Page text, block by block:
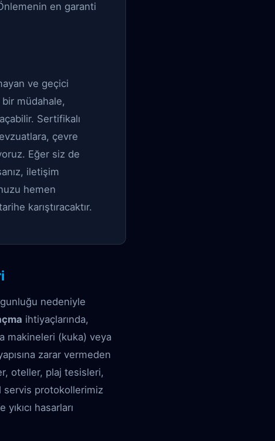
en garanti
ve geçici
bir müdahale,
Sertifikalı
çevre
Eğer siz de
iletişim
hemen
karıştıracaktır.
nedeniyle
ihtiyaçlarında,
makineleri (kuka) veya
zarar vermeden
oteller, plaj tesisleri,
servis protokollerimiz
hasarları